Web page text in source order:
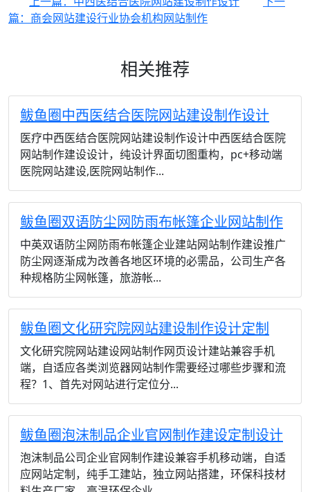
篇：商会网站建设行业协会机构网站制作
相关推荐
鲅鱼圈中西医结合医院网站建设制作设计
医疗中西医结合医院网站建设制作设计中西医结合医院
网站制作建设设计，纯设计界面切图重构，pc+移动端
医院网站建设,医院网站制作...
鲅鱼圈双语防尘网防雨布帐篷企业网站制作
中英双语防尘网防雨布帐篷企业建站网站制作建设推广
防尘网逐渐成为改善各地区环境的必需品，公司生产各
种规格防尘网帐篷，旅游帐...
鲅鱼圈文化研究院网站建设制作设计定制
文化研究院网站建设网站制作网页设计建站兼容手机
端，自适应各类浏览器网站制作需要经过哪些步骤和流
程？1、首先对网站进行定位分...
鲅鱼圈泡沫制品企业官网制作建设定制设计
泡沫制品公司企业官网制作建设兼容手机移动端，自适
应网站定制，纯手工建站，独立网站搭建，环保科技材